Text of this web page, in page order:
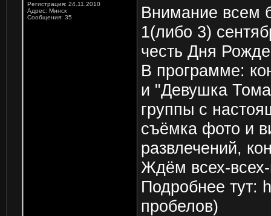
Регистрация: 24.11.2010
Адрес: Минск
Сообщения: 35
Внимание всем
1(либо 3)
честь Дня
В программе:
и "Девушка
группы с
съёмка фото и
развлечений,
Ждём всех-
Подробнее тут:
пробелов)